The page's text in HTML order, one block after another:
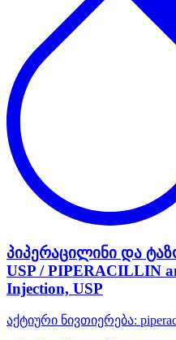
პიპერაცილინი და
USP / PIPERACILLIN
Injection, USP
აქტიური ნივთიერება: